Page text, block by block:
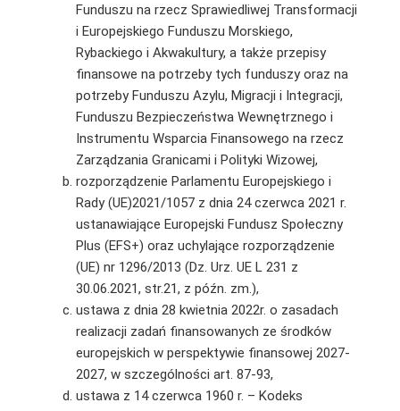
Funduszu na rzecz Sprawiedliwej Transformacji
i Europejskiego Funduszu Morskiego,
Rybackiego i Akwakultury, a także przepisy
finansowe na potrzeby tych funduszy oraz na
potrzeby Funduszu Azylu, Migracji i Integracji,
Funduszu Bezpieczeństwa Wewnętrznego i
Instrumentu Wsparcia Finansowego na rzecz
Zarządzania Granicami i Polityki Wizowej,
rozporządzenie Parlamentu Europejskiego i
Rady (UE)2021/1057 z dnia 24 czerwca 2021 r.
ustanawiające Europejski Fundusz Społeczny
Plus (EFS+) oraz uchylające rozporządzenie
(UE) nr 1296/2013 (Dz. Urz. UE L 231 z
30.06.2021, str.21, z późn. zm.),
ustawa z dnia 28 kwietnia 2022r. o zasadach
realizacji zadań finansowanych ze środków
europejskich w perspektywie finansowej 2027-
2027, w szczególności art. 87-93,
ustawa z 14 czerwca 1960 r. – Kodeks